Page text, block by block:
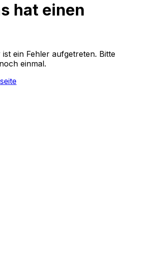
hat einen
ein Fehler aufgetreten. Bitte
einmal.